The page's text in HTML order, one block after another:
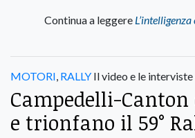
Continua a leggere
MOTORI, RALLY Il video e le
Campedelli-
e trionfano il 59°